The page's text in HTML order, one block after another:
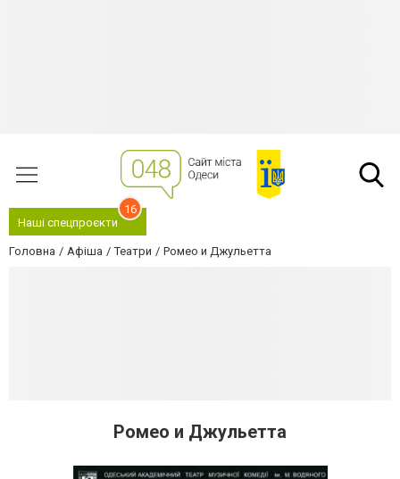
Наші спецпроєкти
16
Головна Афіша Театри Ромео и Джульетта
Ромео и Джульетта